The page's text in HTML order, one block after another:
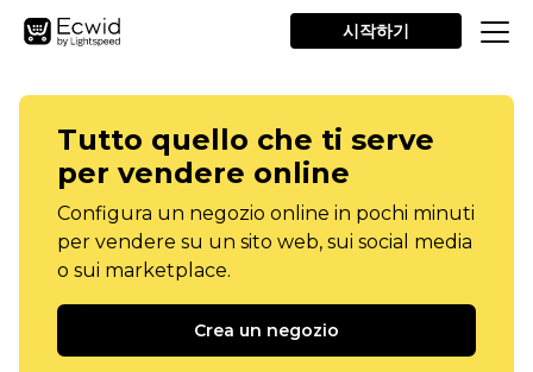
시작하기
Tutto quello che ti serve
per vendere online
Configura un negozio online in pochi minuti
per vendere su un sito web, sui social media
o sui marketplace.
Crea un negozio